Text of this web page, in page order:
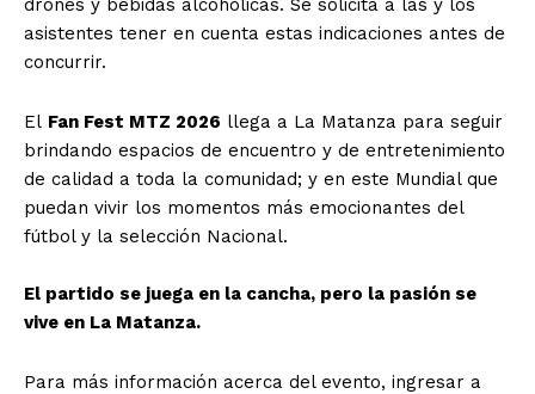
drones y bebidas alcohólicas. Se solicita a las y los
asistentes tener en cuenta estas indicaciones antes de
concurrir.
El Fan Fest MTZ 2026 llega a La Matanza para seguir
brindando espacios de encuentro y de entretenimiento
de calidad a toda la comunidad; y en este Mundial que
puedan vivir los momentos más emocionantes del
fútbol y la selección Nacional.
El partido se juega en la cancha, pero la pasión se
vive en La Matanza.
Para más información acerca del evento, ingresar a